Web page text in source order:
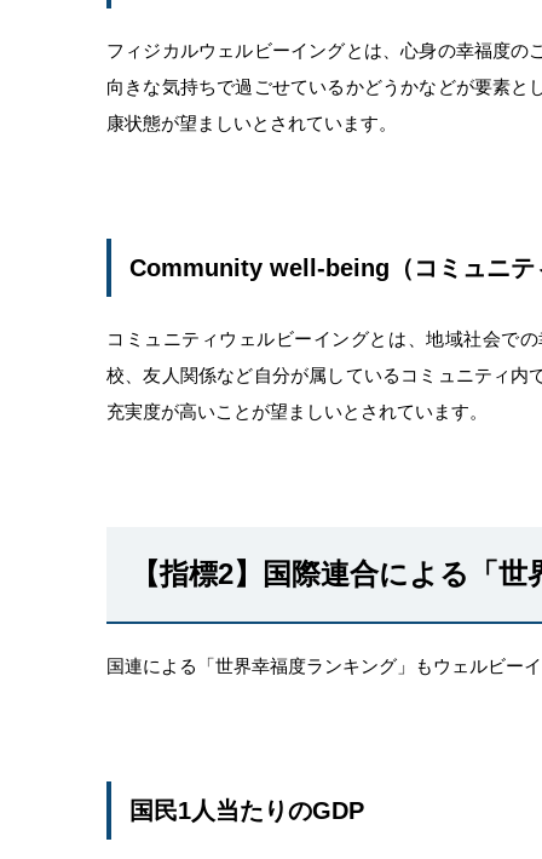
フィジカルウェルビーイングとは、心身の幸福度
向きな気持ちで過ごせているかどうかなどが要素
康状態が望ましいとされています。
Community well-being（コミュニテ
コミュニティウェルビーイングとは、地域社会で
校、友人関係など自分が属しているコミュニティ
充実度が高いことが望ましいとされています。
【指標2】国際連合による「
国連による「世界幸福度ランキング」もウェルビー
国民1人当たりのGDP